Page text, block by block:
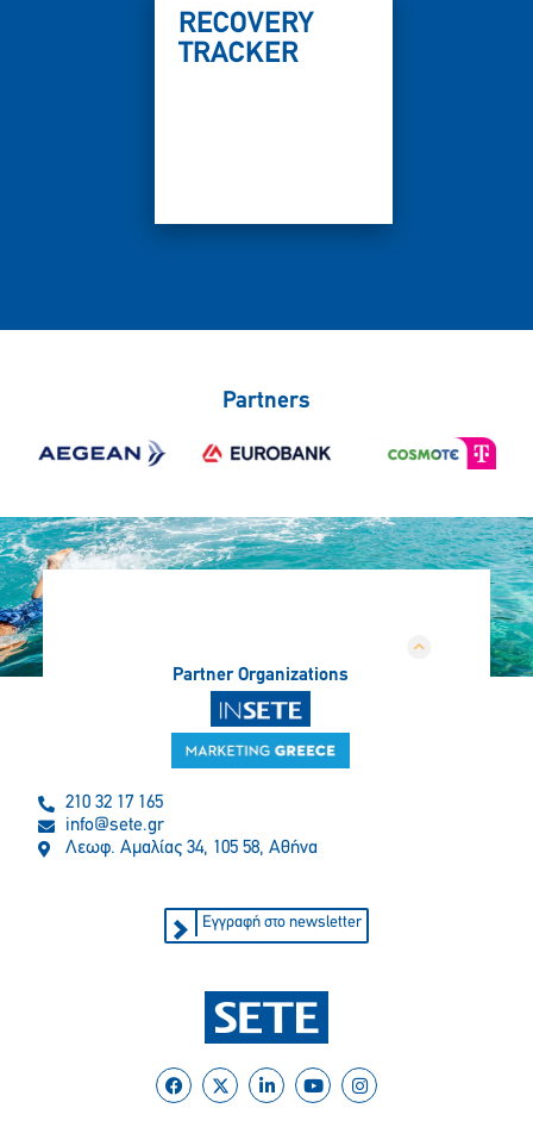
RECOVERY
TRACKER
Partners
Partner Organizations
210 32 17 165
info@sete.gr
Λεωφ. Αμαλίας 34, 105 58, Αθήνα
Εγγραφή στο newsletter